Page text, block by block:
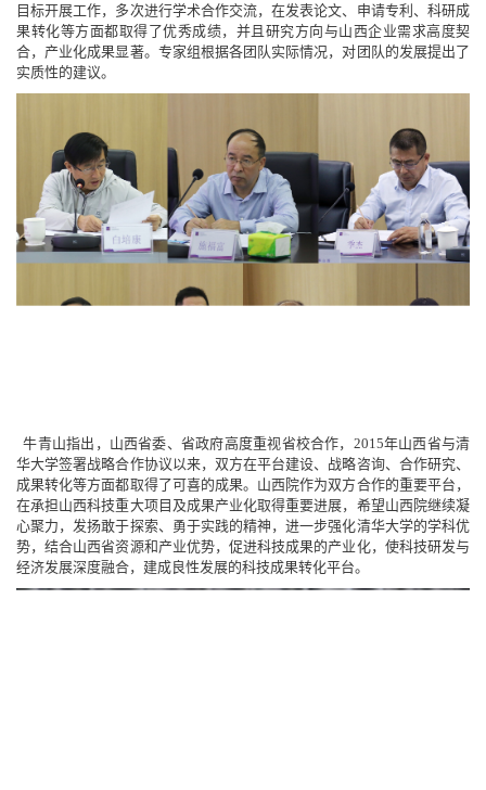
目标开展工作，多次进行学术合作交流，在发表论文、申请专利、科研成
果转化等方面都取得了优秀成绩，并且研究方向与山西企业需求高度契
合，产业化成果显著。专家组根据各团队实际情况，对团队的发展提出了
实质性的建议。
牛青山指出，山西省委、省政府高度重视省校合作，2015年山西省与清
华大学签署战略合作协议以来，双方在平台建设、战略咨询、合作研究、
成果转化等方面都取得了可喜的成果。山西院作为双方合作的重要平台，
在承担山西科技重大项目及成果产业化取得重要进展，希望山西院继续凝
心聚力，发扬敢于探索、勇于实践的精神，进一步强化清华大学的学科优
势，结合山西省资源和产业优势，促进科技成果的产业化，使科技研发与
经济发展深度融合，建成良性发展的科技成果转化平台。